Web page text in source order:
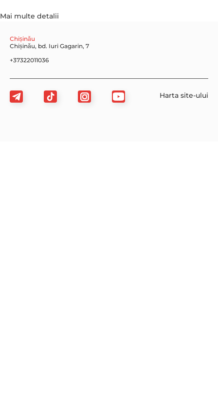
Mai multe detalii
Chișinău
Chișinău, bd. Iuri Gagarin, 7
+37322011036
Harta site-ului